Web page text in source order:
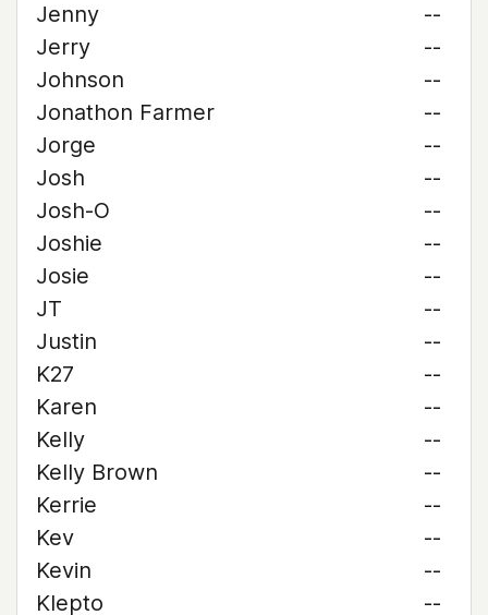
Jenny
--
Jerry
--
Johnson
--
Jonathon Farmer
--
Jorge
--
Josh
--
Josh-O
--
Joshie
--
Josie
--
JT
--
Justin
--
K27
--
Karen
--
Kelly
--
Kelly Brown
--
Kerrie
--
Kev
--
Kevin
--
Klepto
--